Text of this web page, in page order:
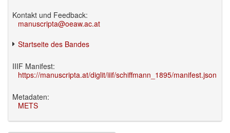
Kontakt und Feedback:
manuscripta@oeaw.ac.at
Startseite des Bandes
IIIF Manifest:
https://manuscripta.at/diglit/iiif/schiffmann_1895/manifest.json
Metadaten:
METS